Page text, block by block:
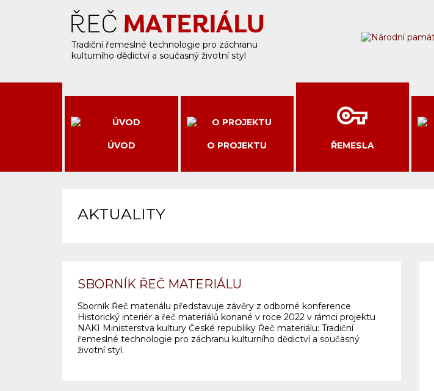
Tradiční řemeslné technologie pro záchranu
kulturního dědictví a současný životní styl
ÚVOD O PROJEKTU ŘEMESLA
AKTUALITY
SBORNÍK ŘEČ MATERIÁLU
Sborník Řeč materiálu představuje závěry z odborné konference
Historický interiér a řeč materiálů konané v roce 2022 v rámci projektu
NAKI Ministerstva kultury České republiky Řeč materiálu: Tradiční
řemeslné technologie pro záchranu kulturního dědictví a současný
životní styl.